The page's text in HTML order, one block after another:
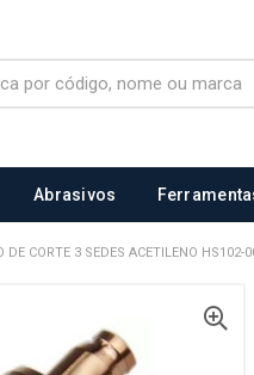
Abrasivos
DE CORTE 3 SEDES ACETILENO HS102-